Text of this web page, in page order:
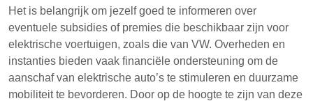
Het is belangrijk om jezelf goed te informeren over
eventuele subsidies of premies die beschikbaar zijn voor
elektrische voertuigen, zoals die van VW. Overheden en
instanties bieden vaak financiële ondersteuning om de
aanschaf van elektrische auto’s te stimuleren en duurzame
mobiliteit te bevorderen. Door op de hoogte te zijn van deze